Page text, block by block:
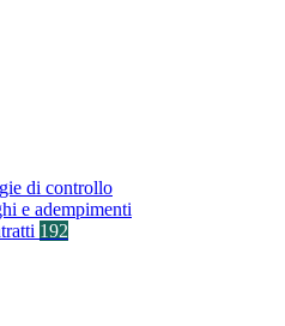
di controllo
e adempimenti
192